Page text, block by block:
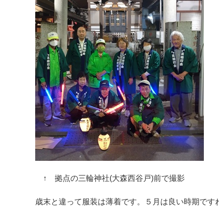
↑ 拠点の三輪神社(大森西谷戸)前で撮影
歳末と違って服装は薄着です。５月は良い時期です